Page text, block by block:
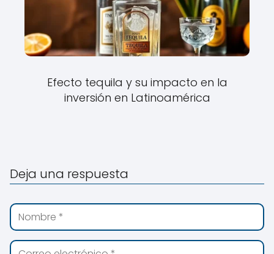
Efecto tequila y su impacto en la
inversión en Latinoamérica
Deja una respuesta